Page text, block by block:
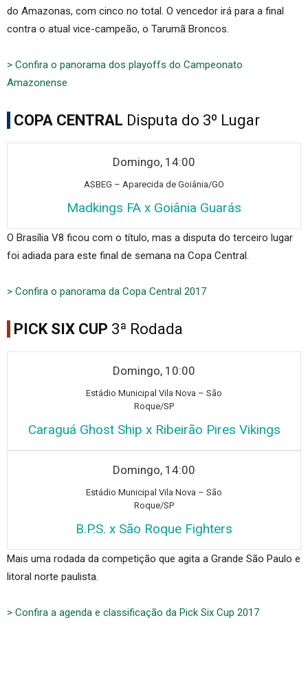
do Amazonas, com cinco no total. O vencedor irá para a final
contra o atual vice-campeão, o Tarumã Broncos.
> Confira o panorama dos playoffs do Campeonato
Amazonense
COPA CENTRAL Disputa do 3º Lugar
Domingo, 14:00
ASBEG – Aparecida de Goiânia/GO
Madkings FA x Goiânia Guarás
O Brasília V8 ficou com o título, mas a disputa do terceiro lugar
foi adiada para este final de semana na Copa Central.
> Confira o panorama da Copa Central 2017
PICK SIX CUP 3ª Rodada
Domingo, 10:00
Estádio Municipal Vila Nova – São
Roque/SP
Caraguá Ghost Ship x Ribeirão Pires Vikings
Domingo, 14:00
Estádio Municipal Vila Nova – São
Roque/SP
B.P.S. x São Roque Fighters
Mais uma rodada da competição que agita a Grande São Paulo e
litoral norte paulista.
> Confira a agenda e classificação da Pick Six Cup 2017